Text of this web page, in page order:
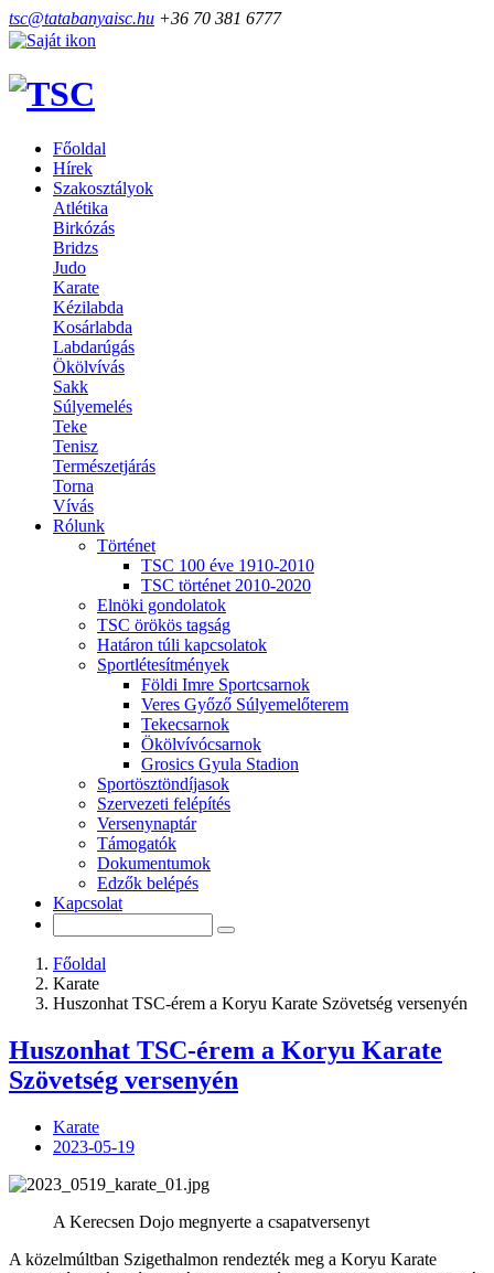
tsc@tatabanyaisc.hu +36 70 381 6777
Főoldal
Hírek
Szakosztályok
Atlétika
Birkózás
Bridzs
Judo
Karate
Kézilabda
Kosárlabda
Labdarúgás
Ökölvívás
Sakk
Súlyemelés
Teke
Tenisz
Természetjárás
Torna
Vívás
Rólunk
Történet
TSC 100 éve 1910-2010
TSC történet 2010-2020
Elnöki gondolatok
TSC örökös tagság
Határon túli kapcsolatok
Sportlétesítmények
Földi Imre Sportcsarnok
Veres Győző Súlyemelőterem
Tekecsarnok
Ökölvívócsarnok
Grosics Gyula Stadion
Sportösztöndíjasok
Szervezeti felépítés
Versenynaptár
Támogatók
Dokumentumok
Edzők belépés
Kapcsolat
Főoldal
Karate
Huszonhat TSC-érem a Koryu Karate Szövetség versenyén
Huszonhat TSC-érem a Koryu Karate
Szövetség versenyén
Karate
2023-05-19
A Kerecsen Dojo megnyerte a csapatversenyt
A közelmúltban Szigethalmon rendezték meg a Koryu Karate